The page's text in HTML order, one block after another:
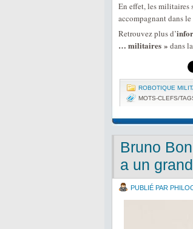
En effet, les militaires
accompagnant dans
Retrouvez plus d’
… militaires » dans
ROBOTIQUE
MOTS-CLEFS/
Bruno
a un
PUBLIÉ PAR